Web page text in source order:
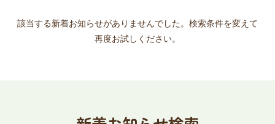
該当する新着お知らせがありませんでした。検索条件を変えて
再度お試しください。